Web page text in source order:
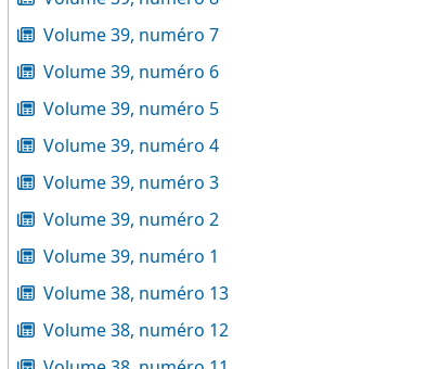
Volume 39, numéro 7
Volume 39, numéro 6
Volume 39, numéro 5
Volume 39, numéro 4
Volume 39, numéro 3
Volume 39, numéro 2
Volume 39, numéro 1
Volume 38, numéro 13
Volume 38, numéro 12